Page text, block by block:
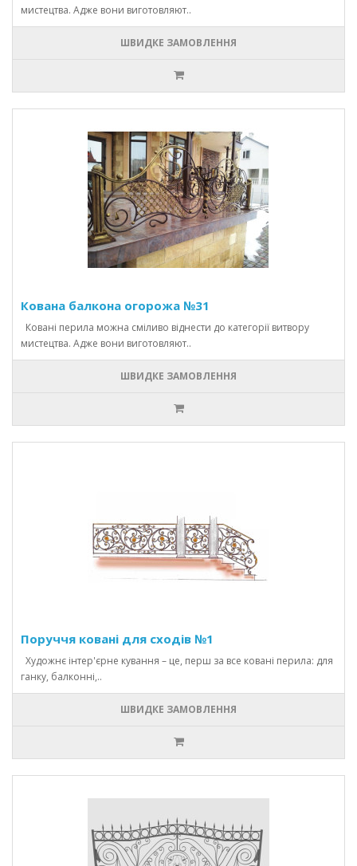
мистецтва. Адже вони виготовляют..
ШВИДКЕ ЗАМОВЛЕННЯ
Кована балкона огорожа №31
Ковані перила можна сміливо віднести до категорії витвору
мистецтва. Адже вони виготовляют..
ШВИДКЕ ЗАМОВЛЕННЯ
Поруччя ковані для сходів №1
Художнє інтер'єрне кування – це, перш за все ковані перила: для
ганку, балконні,..
ШВИДКЕ ЗАМОВЛЕННЯ